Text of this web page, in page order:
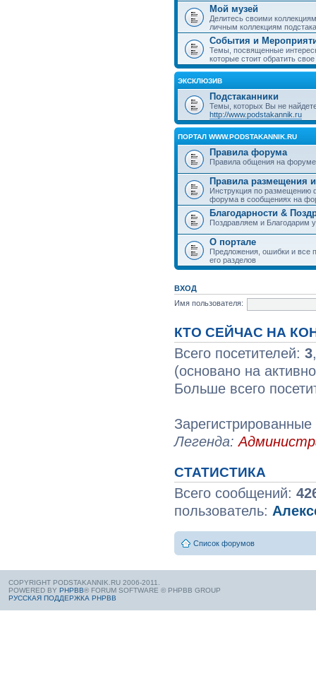
Мой музей
Делитесь своими
личным коллекциям
События и
Темы, посвященные
которые стоит обратить
ЭКСКЛЮЗИВ
Подстаканники
Темы, которых Вы не
http://www.podstakannik.ru
ПОРТАЛ WWW.PODSTAKANNIK.RU
Правила форума
Правила общения на форуме
Правила размещения
Инструкция по размещению
форума в сообщениях на
Благодарности &
Поздравляем и Благодарим
О портале
Предложения, ошибки и все
его разделов
ВХОД
Имя пользователя:
КТО СЕЙЧАС НА
Всего посетителей: 3
(основано на
Больше всего
Легенда:
СТАТИСТИКА
Всего сообщений:
пользователь:
Список форумов
COPYRIGHT PODSTAKANNIK.RU 2006-2011.
POWERED BY PHPBB® FORUM SOFTWARE © PHPBB GROUP
РУССКАЯ ПОДДЕРЖКА PHPBB